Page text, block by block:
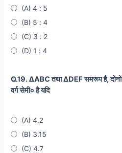
(A) 4 : 5
(B) 5 : 4
(C) 3 : 2
(D) 1 : 4
Q.19. ∆ABC तथा ∆DEF समरूप है,
वर्ग सेमी० है यदि
(A) 4.2
(B) 3.15
(C) 4.7